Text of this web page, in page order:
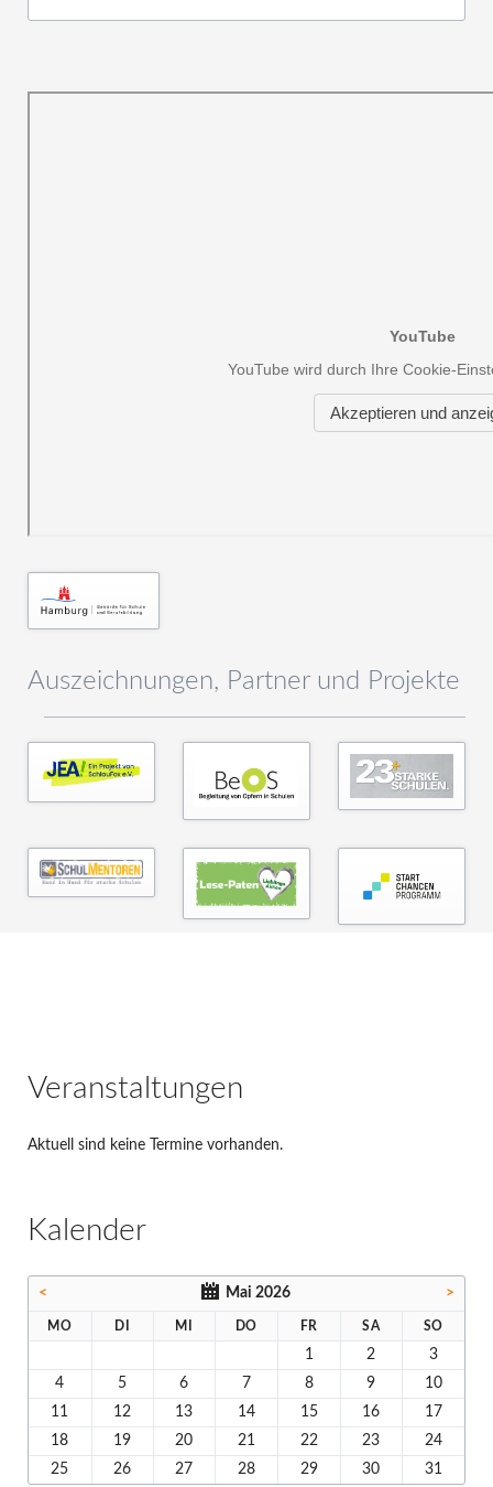
Auszeichnungen, Partner und Projekte
Veranstaltungen
Aktuell sind keine Termine vorhanden.
Kalender
< Mai 2026 >
MO DI MI DO FR SA SO
1 2
3
4
5 6 7 8 9
10
11
12 13 14 15 16
17
18
19 20 21 22 23
24
25
26 27 28 29 30 31